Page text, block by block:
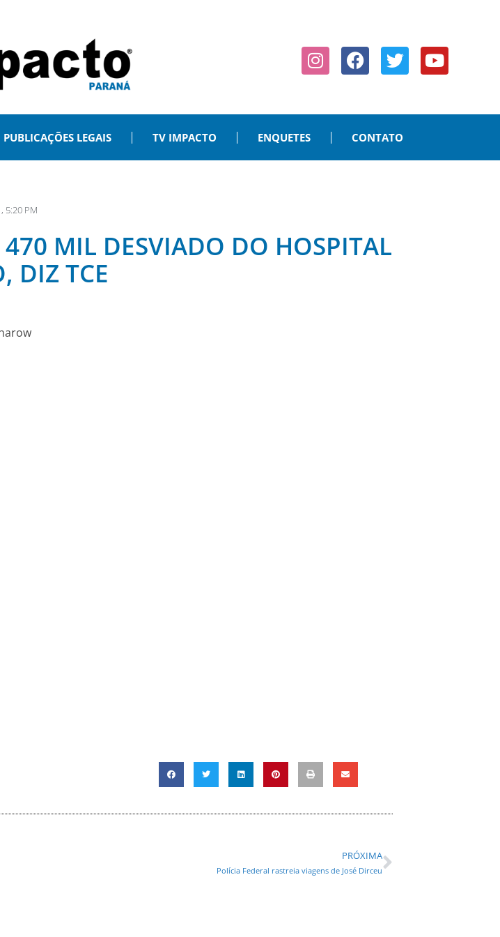
PUBLICAÇÕES LEGAIS TV IMPACTO ENQUETES CONTATO
, 5:20 PM
MIL DESVIADO DO HOSPITAL
DIZ TCE
PRÓXIMA
Polícia Federal rastreia viagens de José Dirceu